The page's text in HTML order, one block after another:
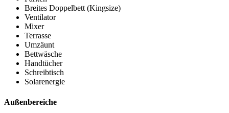
Breites Doppelbett (Kingsize)
Ventilator
Mixer
Terrasse
Umzäunt
Bettwäsche
Handtücher
Schreibtisch
Solarenergie
Außenbereiche